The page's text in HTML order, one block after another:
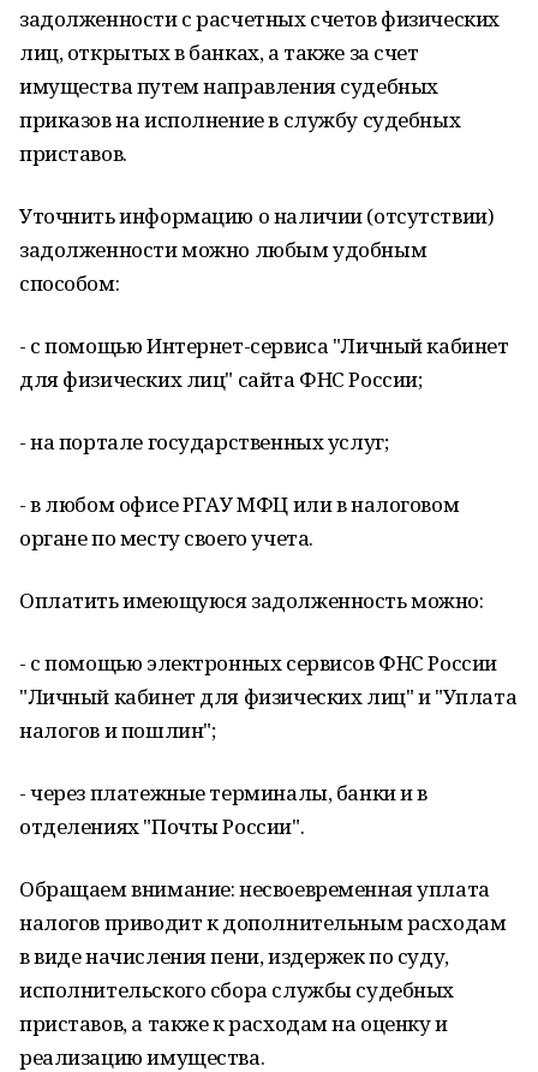
задолженности с расчетных счетов физических
лиц, открытых в банках, а также за счет
имущества путем направления судебных
приказов на исполнение в службу судебных
приставов.
Уточнить информацию о наличии (отсутствии)
задолженности можно любым удобным
способом:
- с помощью Интернет-сервиса "Личный кабинет
для физических лиц" сайта ФНС России;
- на портале государственных услуг;
- в любом офисе РГАУ МФЦ или в налоговом
органе по месту своего учета.
Оплатить имеющуюся задолженность можно:
- с помощью электронных сервисов ФНС России
"Личный кабинет для физических лиц" и "Уплата
налогов и пошлин";
- через платежные терминалы, банки и в
отделениях "Почты России".
Обращаем внимание: несвоевременная уплата
налогов приводит к дополнительным расходам
в виде начисления пени, издержек по суду,
исполнительского сбора службы судебных
приставов, а также к расходам на оценку и
реализацию имущества.